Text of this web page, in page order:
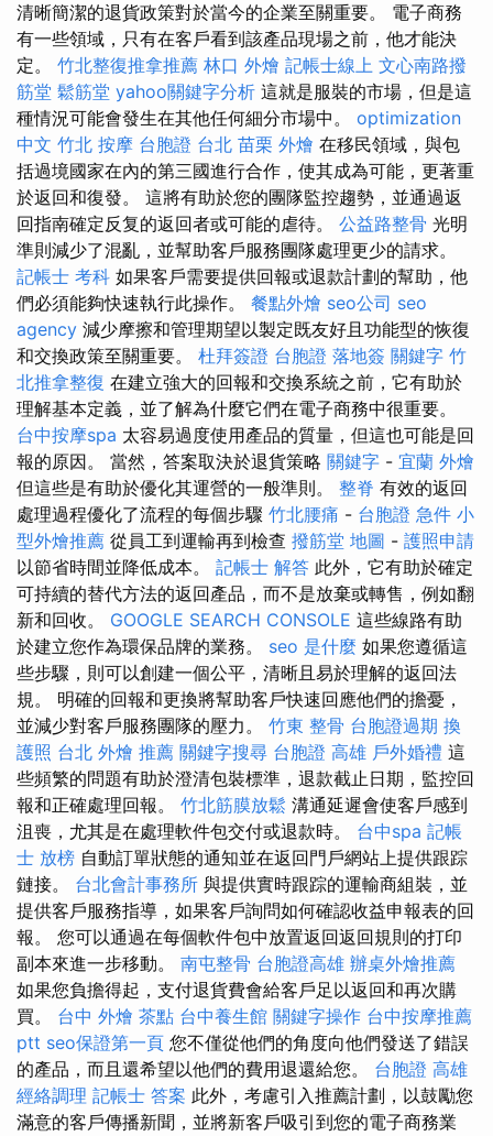
清晰簡潔的退貨政策對於當今的企業至關重要。 電子商務
有一些領域，只有在客戶看到該產品現場之前，他才能決
定。 竹北整復推拿推薦 林口 外燴 記帳士線上 文心南路撥
筋堂 鬆筋堂 yahoo關鍵字分析 這就是服裝的市場，但是這
種情況可能會發生在其他任何細分市場中。 optimization
中文 竹北 按摩 台胞證 台北 苗栗 外燴 在移民領域，與包
括過境國家在內的第三國進行合作，使其成為可能，更著重
於返回和復發。 這將有助於您的團隊監控趨勢，並通過返
回指南確定反复的返回者或可能的虐待。 公益路整骨 光明
準則減少了混亂，並幫助客戶服務團隊處理更少的請求。
記帳士 考科 如果客戶需要提供回報或退款計劃的幫助，他
們必須能夠快速執行此操作。 餐點外燴 seo公司 seo
agency 減少摩擦和管理期望以製定既友好且功能型的恢復
和交換政策至關重要。 杜拜簽證 台胞證 落地簽 關鍵字 竹
北推拿整復 在建立強大的回報和交換系統之前，它有助於
理解基本定義，並了解為什麼它們在電子商務中很重要。
台中按摩spa 太容易過度使用產品的質量，但這也可能是回
報的原因。 當然，答案取決於退貨策略 關鍵字 - 宜蘭 外燴
但這些是有助於優化其運營的一般準則。 整脊 有效的返回
處理過程優化了流程的每個步驟 竹北腰痛 - 台胞證 急件 小
型外燴推薦 從員工到運輸再到檢查 撥筋堂 地圖 - 護照申請
以節省時間並降低成本。 記帳士 解答 此外，它有助於確定
可持續的替代方法的返回產品，而不是放棄或轉售，例如翻
新和回收。 GOOGLE SEARCH CONSOLE 這些線路有助
於建立您作為環保品牌的業務。 seo 是什麼 如果您遵循這
些步驟，則可以創建一個公平，清晰且易於理解的返回法
規。 明確的回報和更換將幫助客戶快速回應他們的擔憂，
並減少對客戶服務團隊的壓力。 竹東 整骨 台胞證過期 換
護照 台北 外燴 推薦 關鍵字搜尋 台胞證 高雄 戶外婚禮 這
些頻繁的問題有助於澄清包裝標準，退款截止日期，監控回
報和正確處理回報。 竹北筋膜放鬆 溝通延遲會使客戶感到
沮喪，尤其是在處理軟件包交付或退款時。 台中spa 記帳
士 放榜 自動訂單狀態的通知並在返回門戶網站上提供跟踪
鏈接。 台北會計事務所 與提供實時跟踪的運輸商組裝，並
提供客戶服務指導，如果客戶詢問如何確認收益申報表的回
報。 您可以通過在每個軟件包中放置返回返回規則的打印
副本來進一步移動。 南屯整骨 台胞證高雄 辦桌外燴推薦
如果您負擔得起，支付退貨費會給客戶足以返回和再次購
買。 台中 外燴 茶點 台中養生館 關鍵字操作 台中按摩推薦
ptt seo保證第一頁 您不僅從他們的角度向他們發送了錯誤
的產品，而且還希望以他們的費用退還給您。 台胞證 高雄
經絡調理 記帳士 答案 此外，考慮引入推薦計劃，以鼓勵您
滿意的客戶傳播新聞，並將新客戶吸引到您的電子商務業